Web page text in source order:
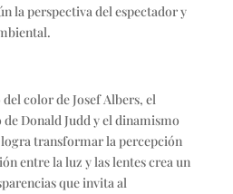
la perspectiva del espectador y
color de Josef Albers, el
Donald Judd y el dinamismo
logra transformar la percepción
entre la luz y las lentes crea un
que invita al